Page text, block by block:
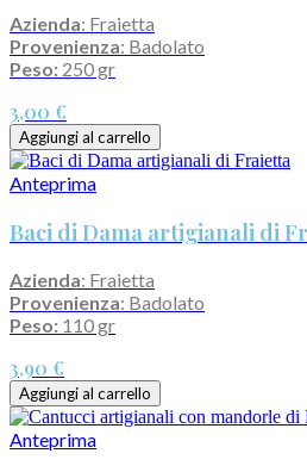
Azienda: Fraietta
Provenienza: Badolato
Peso: 250 gr
3,00 €
Aggiungi al carrello
Anteprima
Baci di Dama artigianali di
Azienda: Fraietta
Provenienza: Badolato
Peso: 110 gr
3,90 €
Aggiungi al carrello
Anteprima